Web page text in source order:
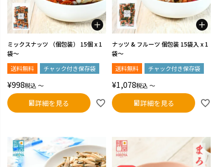
ミックスナッツ （個包装） 15個 x 1
袋～
送料無料
チャック付き保存袋
¥998税込 〜
詳細を見る
ナッツ & フルーツ 個包装 15袋入 x 1
袋～
送料無料
チャック付き保存袋
¥1,078税込 〜
詳細を見る